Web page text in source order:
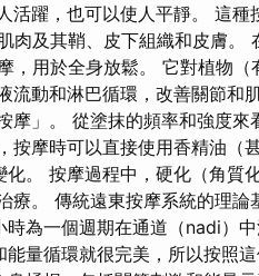
活躍，也可以使人平靜。 這種
及其鞘、皮下組織和皮膚。
，用於全身放鬆。 它對植物（
動和淋巴循環，改善關節和
摩」。 從塗抹的頻率和強度來
按摩時可以直接使用香精油（
。 按摩過程中，硬化（角質
療。 傳統遠東按摩系統的理論
為一個週期在通道（nadi）
量循環就很完美，所以按照